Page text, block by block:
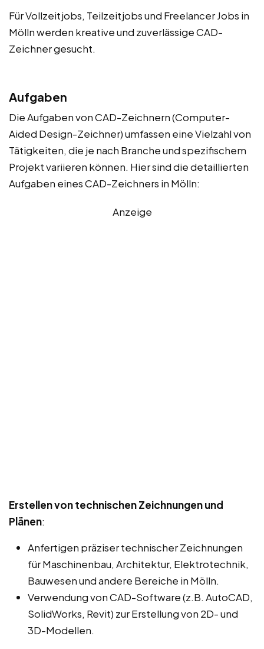
Für Vollzeitjobs, Teilzeitjobs und Freelancer Jobs in
Mölln werden kreative und zuverlässige CAD-
Zeichner gesucht.
Aufgaben
Die Aufgaben von CAD-Zeichnern (Computer-
Aided Design-Zeichner) umfassen eine Vielzahl von
Tätigkeiten, die je nach Branche und spezifischem
Projekt variieren können. Hier sind die detaillierten
Aufgaben eines CAD-Zeichners in Mölln:
Anzeige
Erstellen von technischen Zeichnungen und
Plänen:
Anfertigen präziser technischer Zeichnungen
für Maschinenbau, Architektur, Elektrotechnik,
Bauwesen und andere Bereiche in Mölln.
Verwendung von CAD-Software (z.B. AutoCAD,
SolidWorks, Revit) zur Erstellung von 2D- und
3D-Modellen.